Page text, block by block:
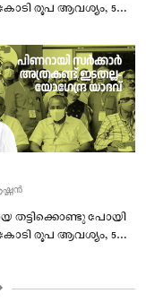
കോടി രൂപ ആവശ്യം, 5
തട്ടിക്കൊണ്ടു പോയി
കോടി രൂപ ആവശ്യം, 5